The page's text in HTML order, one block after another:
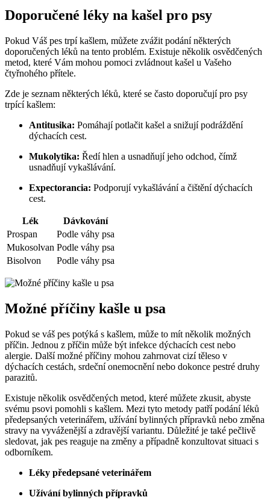
Doporučené léky na kašel pro psy
Pokud Váš pes trpí kašlem, můžete zvážit podání některých
doporučených léků na tento problém. Existuje několik osvědčených
metod, které Vám mohou pomoci zvládnout kašel u Vašeho
čtyřnohého přítele.
Zde je seznam některých léků, které se často doporučují pro psy
trpící kašlem:
Antitusika: Pomáhají potlačit kašel a snižují podráždění
dýchacích cest.
Mukolytika: Ředí hlen a usnadňují jeho odchod, čímž
usnadňují vykašlávání.
Expectorancia: Podporují vykašlávání a čištění dýchacích
cest.
Lék
Dávkování
Prospan
Podle váhy psa
Mukosolvan Podle váhy psa
Bisolvon
Podle váhy psa
Možné příčiny kašle u psa
Pokud se váš pes potýká s kašlem, může to mít několik možných
příčin. Jednou z příčin může být infekce dýchacích cest nebo
alergie. Další možné příčiny mohou zahrnovat cizí těleso v
dýchacích cestách, srdeční onemocnění nebo dokonce pestré druhy
parazitů.
Existuje několik osvědčených metod, které můžete zkusit, abyste
svému psovi pomohli s kašlem. Mezi tyto metody patří podání léků
předepsaných veterinářem, užívání bylinných přípravků nebo změna
stravy na vyváženější a zdravější variantu. Důležité je také pečlivě
sledovat, jak pes reaguje na změny a případně konzultovat situaci s
odborníkem.
Léky předepsané veterinářem
Užívání bylinných přípravků